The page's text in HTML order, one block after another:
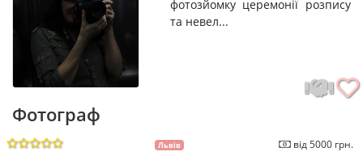
фотозйомку церемонії розпису
та невел...
Фотограф
Львів від 5000 грн.